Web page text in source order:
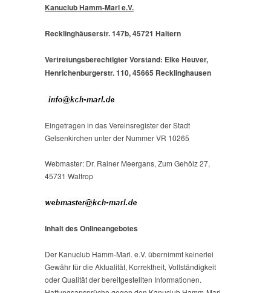
Kanuclub Hamm-Marl e.V.
Recklinghäuserstr. 147b, 45721 Haltern
Vertretungsberechtigter Vorstand: Elke Heuver,
Henrichenburgerstr. 110, 45665 Recklinghausen
Eingetragen in das Vereinsregister der Stadt
Gelsenkirchen unter der Nummer VR 10265
Webmaster: Dr. Rainer Meergans, Zum Gehölz 27,
45731 Waltrop
Inhalt des Onlineangebotes
Der Kanuclub Hamm-Marl. e.V. übernimmt keinerlei
Gewähr für die Aktualität, Korrektheit, Vollständigkeit
oder Qualität der bereitgestellten Informationen.